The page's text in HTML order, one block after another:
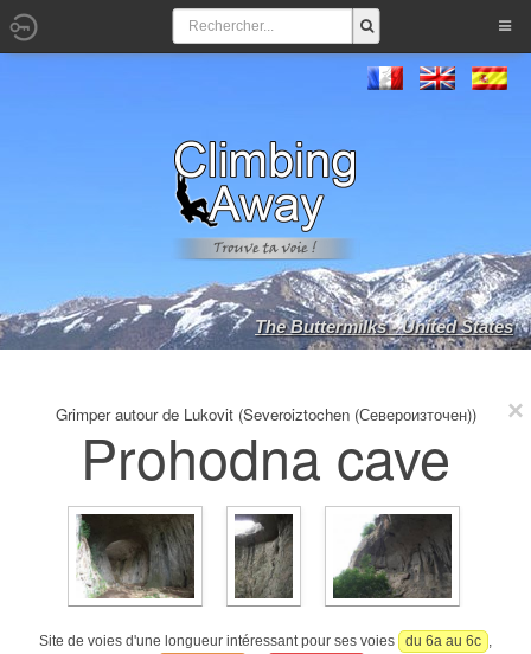
The Buttermilks - United States
Grimper autour de Lukovit (Severoiztochen (Североизточен))
Prohodna cave
Site de voies d'une longueur intéressant pour ses voies du 6a au 6c ,